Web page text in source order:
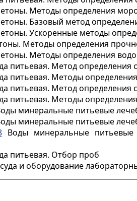
Методы определения
Базовый метод
Ускоренные методы
Методы определения
Методы определения
питьевая. Метод определения
питьевая. Методы
питьевая. Метод
питьевая. Методы
минеральные питьевые
минеральные питьевые
Воды минеральные питьевые
питьевая. Отбор проб
и оборудование